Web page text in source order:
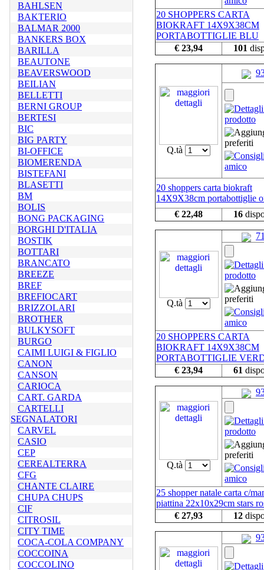
BAHLSEN
BAKTERIO
BALMAR 2000
BANKERS BOX
BARILLA
BEAUTONE
BEAVERSWOOD
BEILIAN
BELLETTI
BERNI GROUP
BERTESI
BIC
BIG PARTY
BI-OFFICE
BIOMERENDA
BISTEFANI
BLASETTI
BM
BOLIS
BONG PACKAGING
BORGHI D'ITALIA
BOSTIK
BOTTARI
BRANCATO
BREEZE
BREF
BREFIOCART
BRIZZOLARI
BROTHER
BULKYSOFT
BURGO
CAIMI LUIGI & FIGLIO
CANON
CANSON
CARIOCA
CART. GARDA
CARTELLI
SEGNALATORI
CARVEL
CASIO
CEP
CEREALTERRA
CFG
CHANTE CLAIRE
CHUPA CHUPS
CIF
CITROSIL
CITY TIME
COCA-COLA COMPANY
COCCOINA
COCCOLINO
20 SHOPPERS CARTA
BIOKRAFT 14X9X38CM
PORTABOTTIGLIE BLU
€ 23,94
101
Q.tà
20 shoppers carta biokraft
14X9X38cm portabottiglie
€ 22,48
16
Q.tà
20 SHOPPERS CARTA
BIOKRAFT 14X9X38CM
PORTABOTTIGLIE
€ 23,94
61
Q.tà
25 shopper natale carta c/
piattina 22x10x29cm stars
€ 27,93
12